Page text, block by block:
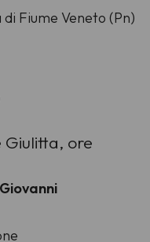
di Fiume Veneto (Pn)
Giulitta, ore